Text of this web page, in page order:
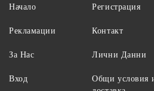
Начало
Рекламации
За Нас
Вход
Регистрация
Контакт
Лични Данни
Общи условия